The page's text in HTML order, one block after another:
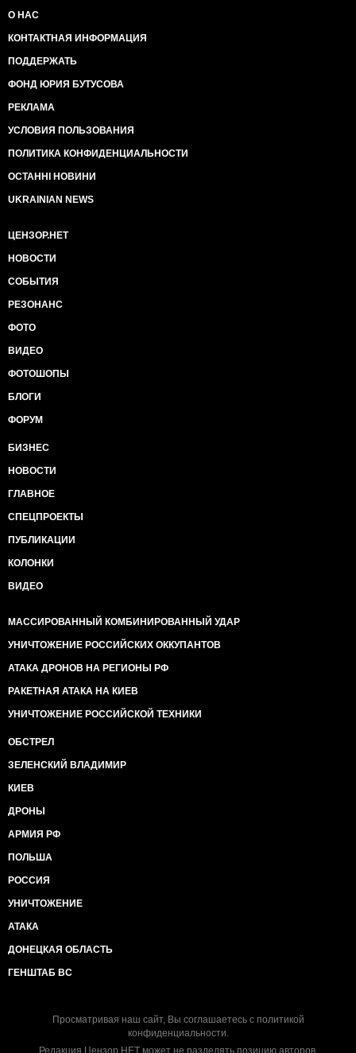
О НАС
КОНТАКТНАЯ ИНФОРМАЦИЯ
ПОДДЕРЖАТЬ
ФОНД ЮРИЯ БУТУСОВА
РЕКЛАМА
УСЛОВИЯ ПОЛЬЗОВАНИЯ
ПОЛИТИКА КОНФИДЕНЦИАЛЬНОСТИ
ОСТАННІ НОВИНИ
UKRAINIAN NEWS
ЦЕНЗОР.НЕТ
НОВОСТИ
СОБЫТИЯ
РЕЗОНАНС
ФОТО
ВИДЕО
ФОТОШОПЫ
БЛОГИ
ФОРУМ
БИЗНЕС
НОВОСТИ
ГЛАВНОЕ
СПЕЦПРОЕКТЫ
ПУБЛИКАЦИИ
КОЛОНКИ
ВИДЕО
МАССИРОВАННЫЙ КОМБИНИРОВАННЫЙ УДАР
УНИЧТОЖЕНИЕ РОССИЙСКИХ ОККУПАНТОВ
АТАКА ДРОНОВ НА РЕГИОНЫ РФ
РАКЕТНАЯ АТАКА НА КИЕВ
УНИЧТОЖЕНИЕ РОССИЙСКОЙ ТЕХНИКИ
ОБСТРЕЛ
ЗЕЛЕНСКИЙ ВЛАДИМИР
КИЕВ
ДРОНЫ
АРМИЯ РФ
ПОЛЬША
РОССИЯ
УНИЧТОЖЕНИЕ
АТАКА
ДОНЕЦКАЯ ОБЛАСТЬ
ГЕНШТАБ ВС
Просматривая наш сайт, Вы соглашаетесь с политикой
конфиденциальности.
Редакция Цензор.НЕТ может не разделять позицию авторов.